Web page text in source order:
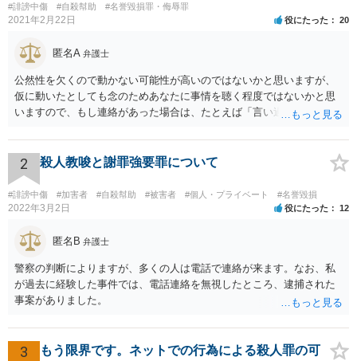
#誹謗中傷 #自殺幇助 #名誉毀損罪・侮辱罪
2021年2月22日 役にたった 20
匿名A 弁護士
公然性を欠くので動かない可能性が高いのではないかと思いますが、
仮に動いたとしても念のためあなたに事情を聴く程度ではないかと思
いますので、もし連絡があった場合は、たとえば「言い過ぎた部分が
ジでのやりとりなので、公然性がないことが明らかなので、名誉毀損
や侮辱には当たらないと考えているが、相手は何らかの理由で公然性
があると言っているのか」と反省の意を示しつつ、なぜ警察が連絡し
てきたのか尋ねることが考えられます。
2 殺人教唆と謝罪強要罪について
#誹謗中傷 #加害者 #自殺幇助 #被害者 #個人・プライベート #名誉毀損
2022年3月2日 役にたった 12
匿名B 弁護士
警察の判断によりますが、多くの人は電話で連絡が来ます。なお、私
が過去に経験した事件では、電話連絡を無視したところ、逮捕された
事案がありました。
3
もう限界です。ネットでの行為による殺人罪の可